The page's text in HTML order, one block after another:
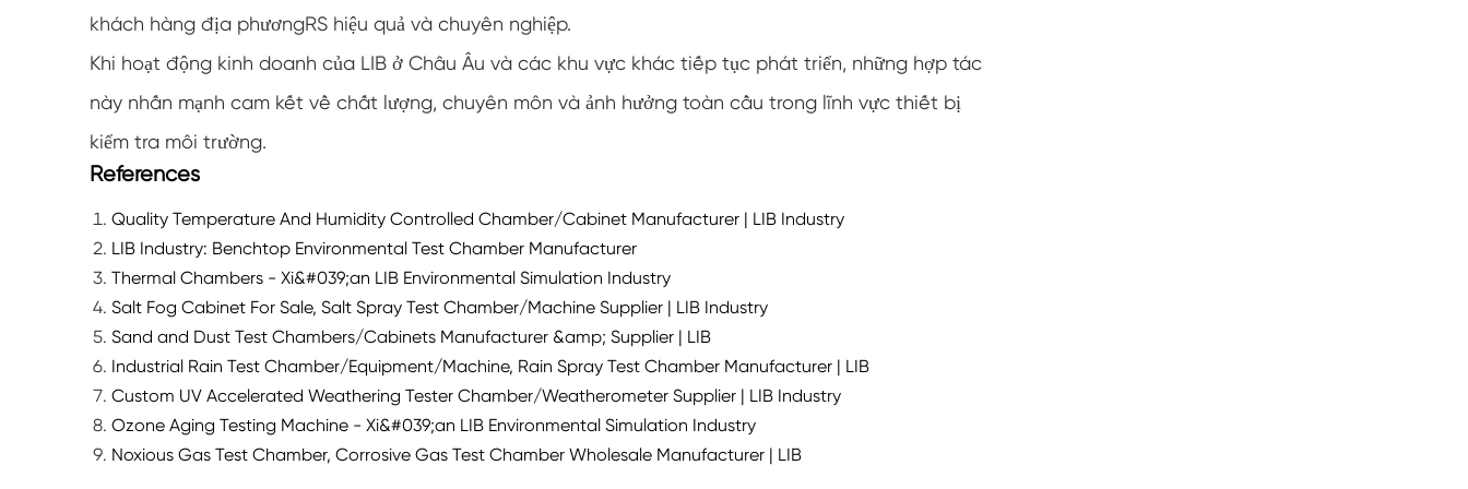
Tủ nhiệt độ thấp không đổi
Buồng khí hậu PV
Buồng thử nghiệm trong phòng thí nghiệm
Buồng thử nghiệm mô-đun PV
Buồng thử nghiệm PV
Buồng môi trường PV
khách hàng địa phươngRS hiệu quả và chuyên nghiệp.
Khi hoạt động kinh doanh của LIB ở Châu Âu và các khu vực khác tiếp tục phát triển, những hợp tác
này nhấn mạnh cam kết về chất lượng, chuyên môn và ảnh hưởng toàn cầu trong lĩnh vực thiết bị
kiểm tra môi trường.
References
Quality Temperature And Humidity Controlled Chamber/Cabinet Manufacturer | LIB Industry
LIB Industry: Benchtop Environmental Test Chamber Manufacturer
Thermal Chambers - Xi&#039;an LIB Environmental Simulation Industry
Salt Fog Cabinet For Sale, Salt Spray Test Chamber/Machine Supplier | LIB Industry
Sand and Dust Test Chambers/Cabinets Manufacturer &amp; Supplier | LIB
Industrial Rain Test Chamber/Equipment/Machine, Rain Spray Test Chamber Manufacturer | LIB
Custom UV Accelerated Weathering Tester Chamber/Weatherometer Supplier | LIB Industry
Ozone Aging Testing Machine - Xi&#039;an LIB Environmental Simulation Industry
Noxious Gas Test Chamber, Corrosive Gas Test Chamber Wholesale Manufacturer | LIB